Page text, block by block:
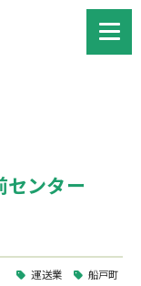
センター
運送業 船戸町